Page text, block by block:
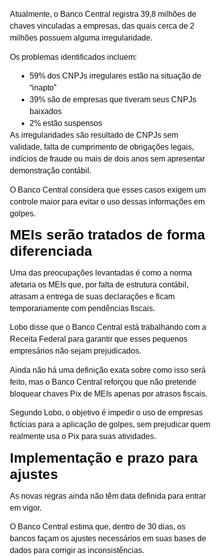
Atualmente, o Banco Central registra 39,8 milhões de
chaves vinculadas a empresas, das quais cerca de 2
milhões possuem alguma irregularidade.
Os problemas identificados incluem:
59% dos CNPJs irregulares estão na situação de
“inapto”
39% são de empresas que tiveram seus CNPJs
baixados
2% estão suspensos
As irregularidades são resultado de CNPJs sem
validade, falta de cumprimento de obrigações legais,
indícios de fraude ou mais de dois anos sem apresentar
demonstração contábil.
O Banco Central considera que esses casos exigem um
controle maior para evitar o uso dessas informações em
golpes.
MEIs serão tratados de forma
diferenciada
Uma das preocupações levantadas é como a norma
afetaria os MEIs que, por falta de estrutura contábil,
atrasam a entrega de suas declarações e ficam
temporariamente com pendências fiscais.
Lobo disse que o Banco Central está trabalhando com a
Receita Federal para garantir que esses pequenos
empresários não sejam prejudicados.
Ainda não há uma definição exata sobre como isso será
feito, mas o Banco Central reforçou que não pretende
bloquear chaves Pix de MEIs apenas por atrasos fiscais.
Segundo Lobo, o objetivo é impedir o uso de empresas
fictícias para a aplicação de golpes, sem prejudicar quem
realmente usa o Pix para suas atividades.
Implementação e prazo para
ajustes
As novas regras ainda não têm data definida para entrar
em vigor.
O Banco Central estima que, dentro de 30 dias, os
bancos façam os ajustes necessários em suas bases de
dados para corrigir as inconsistências.